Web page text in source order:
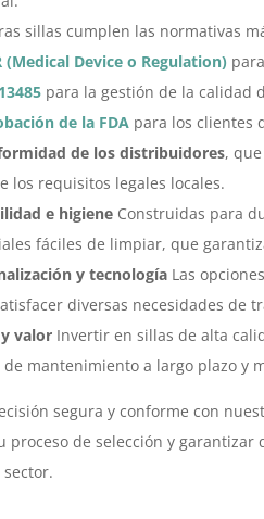
sillas cumplen las normativas
(Medical Device o Regulation)
para la gestión de la calidad
de la FDA para los clientes
de los distribuidores,
los requisitos legales locales.
e higiene Construidas para
fáciles de limpiar, que
y tecnología Las
diversas necesidades de
valor Invertir en sillas de alta
de mantenimiento a largo plazo y
segura y conforme con
proceso de selección y garantizar